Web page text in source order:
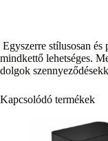
Egyszerre stílusosan
mindkettő lehetséges.
dolgok
Kapcsolódó termékek